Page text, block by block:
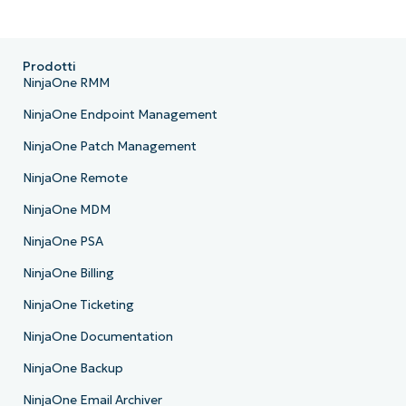
Prodotti
NinjaOne RMM
NinjaOne Endpoint Management
NinjaOne Patch Management
NinjaOne Remote
NinjaOne MDM
NinjaOne PSA
NinjaOne Billing
NinjaOne Ticketing
NinjaOne Documentation
NinjaOne Backup
NinjaOne Email Archiver